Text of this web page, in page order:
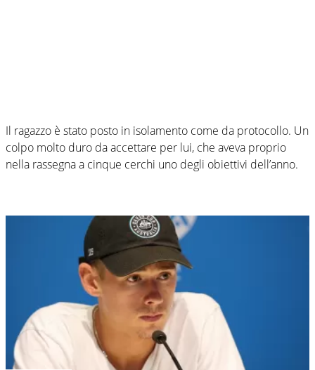
Il ragazzo è stato posto in isolamento come da protocollo. Un
colpo molto duro da accettare per lui, che aveva proprio
nella rassegna a cinque cerchi uno degli obiettivi dell’anno.